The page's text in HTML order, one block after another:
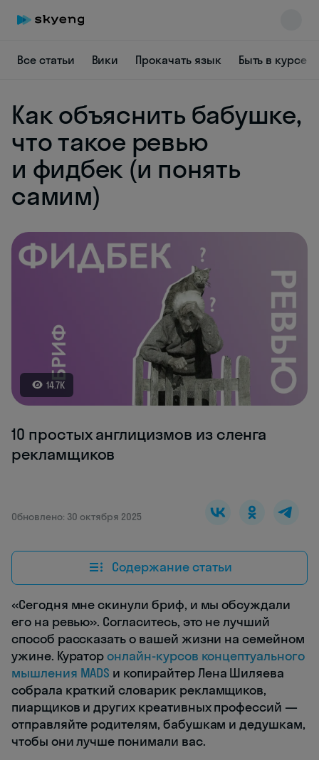
Все статьи Вики Прокачать язык Быть в курсе
Как объяснить бабушке,
что такое ревью
и фидбек (и понять
самим)
14.7K
10 простых англицизмов из сленга
рекламщиков
Обновлено: 30 октября 2025
Содержание статьи
«Сегодня мне скинули бриф, и мы обсуждали
его на ревью». Согласитесь, это не лучший
способ рассказать о вашей жизни на семейном
ужине. Кураторонлайн-курсов концептуального
мышления MADS и копирайтер Лена Шиляева
собрала краткий словарик рекламщиков,
пиарщиков и других креативных профессий —
отправляйте родителям, бабушкам и дедушкам,
чтобы они лучше понимали вас.
Skyeng Chat
online